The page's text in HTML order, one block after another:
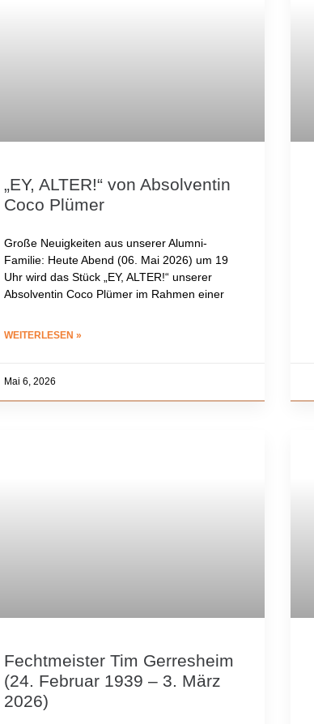
„EY, ALTER!“ von Absolventin
Coco Plümer
Große Neuigkeiten aus unserer Alumni-
Familie: Heute Abend (06. Mai 2026) um 19
Uhr wird das Stück „EY, ALTER!“ unserer
Absolventin Coco Plümer im Rahmen einer
WEITERLESEN »
Mai 6, 2026
Fechtmeister Tim Gerresheim
(24. Februar 1939 – 3. März
2026)